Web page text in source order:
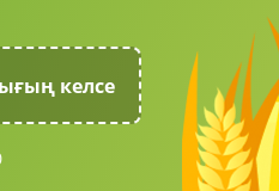
келсе